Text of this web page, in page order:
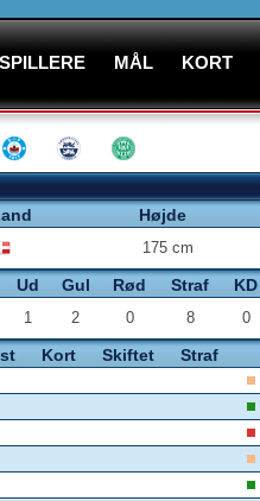
SPILLERE MÅL KORT
Højde
175 cm
Ud Gul Rød Straf KD
1 2 0 8 0
Kort Skiftet Straf